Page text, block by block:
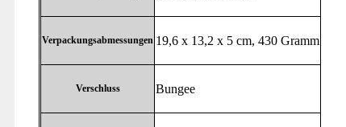
Verpackungsabmessungen ‎19,6 x 13,2 x 5 cm, 430 Gramm
Verschluss ‎Bungee